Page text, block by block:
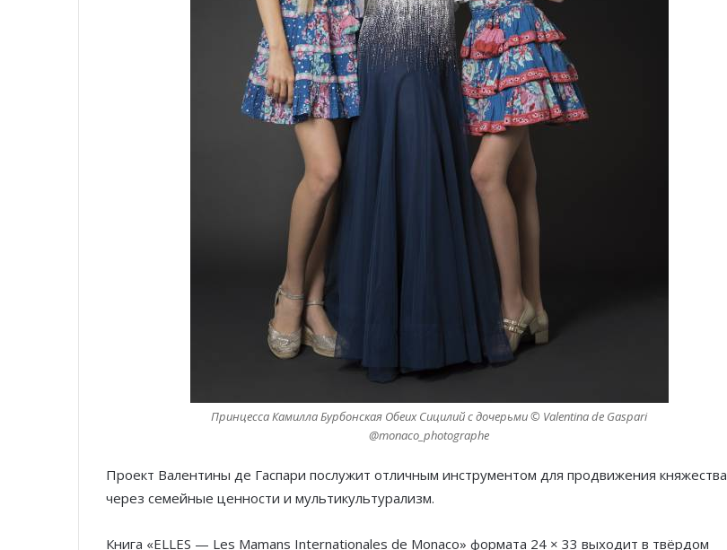
Принцесса Камилла Бурбонская Обеих Сицилий с дочерьми © Valentina de Gaspari
@monaco_photographe
Проект Валентины де Гаспари послужит отличным инструментом для продвижения княжества
через семейные ценности и мультикультурализм.
Книга «ELLES — Les Mamans Internationales de Monaco» формата 24 × 33 выходит в твёрдом